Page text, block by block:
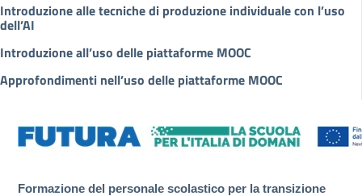
Introduzione alle tecniche di produzione individuale con l’uso
dell’AI
Introduzione all’uso delle piattaforme MOOC
Approfondimenti nell’uso delle piattaforme MOOC
Formazione del personale scolastico per la transizione